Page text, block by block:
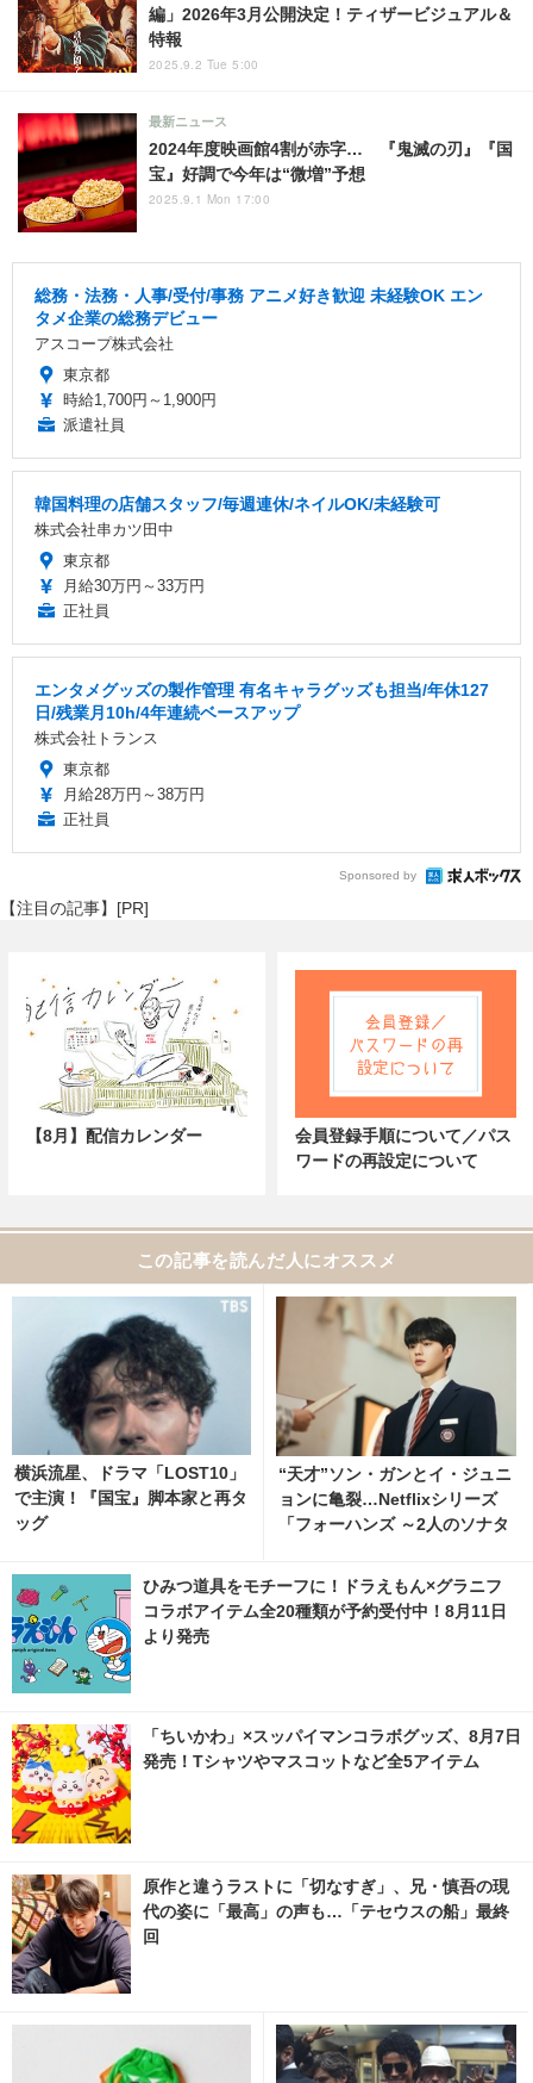
編」2026年3月公開決定！ティザービジュアル＆
特報
2025.9.2 Tue 5:00
2024年度映画館4割が赤字… 『鬼滅の刃』『国
宝』好調で今年は“微増”予想
最新ニュース
2025.9.1 Mon 17:00
総務・法務・人事/受付/事務 アニメ好き歓迎 未経験OK エン
タメ企業の総務デビュー
アスコープ株式会社
東京都
時給1,700円～1,900円
派遣社員
韓国料理の店舗スタッフ/毎週連休/ネイルOK/未経験可
株式会社串カツ田中
東京都
月給30万円～33万円
正社員
エンタメグッズの製作管理 有名キャラグッズも担当/年休127
日/残業月10h/4年連続ベースアップ
株式会社トランス
東京都
月給28万円～38万円
正社員
Sponsored by
【注目の記事】[PR]
【8月】配信カレンダー
会員登録手順について／パス
ワードの再設定について
この記事を読んだ人にオススメ
横浜流星、ドラマ「LOST10」
で主演！『国宝』脚本家と再タ
ッグ
“天才”ソン・ガンとイ・ジュニ
ョンに亀裂…Netflixシリーズ
「フォーハンズ ～2人のソナタ
真・画像 | cinemacafe.net
ひみつ道具をモチーフに！ドラえもん×グラニフ
コラボアイテム全20種類が予約受付中！8月11日
より発売
「ちいかわ」×スッパイマンコラボグッズ、8月7日
発売！Tシャツやマスコットなど全5アイテム
原作と違うラストに「切なすぎ」、兄・慎吾の現
代の姿に「最高」の声も…「テセウスの船」最終
回